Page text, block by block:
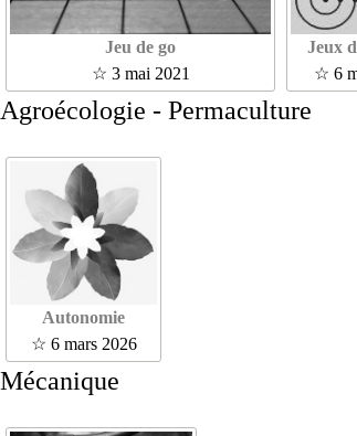
Jeu de go
☆ 3 mai 2021
Jeux
☆ 6
Agroécologie - Permaculture
Autonomie
☆ 6 mars 2026
Mécanique